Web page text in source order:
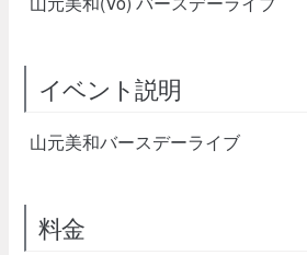
イベント説明
山元美和バースデーライブ
料金